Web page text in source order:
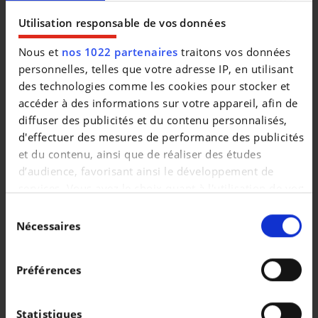
Utilisation responsable de vos données
Nous et nos 1022 partenaires traitons vos données
personnelles, telles que votre adresse IP, en utilisant
des technologies comme les cookies pour stocker et
accéder à des informations sur votre appareil, afin de
diffuser des publicités et du contenu personnalisés,
d'effectuer des mesures de performance des publicités
et du contenu, ainsi que de réaliser des études
d’audience, favorisant ainsi le développement de
services. Vous avez le choix quant à l'utilisation de vos
retirer votre consentement à tout moment en
consultant la Déclaration relative aux cookies ou en
Collecter des informations sur votre localisation
duNécessaires
Préférences
Statistiques
17.490 EUR|16.245 km
Panamera 4 E-Hybrid
147.999 EUR